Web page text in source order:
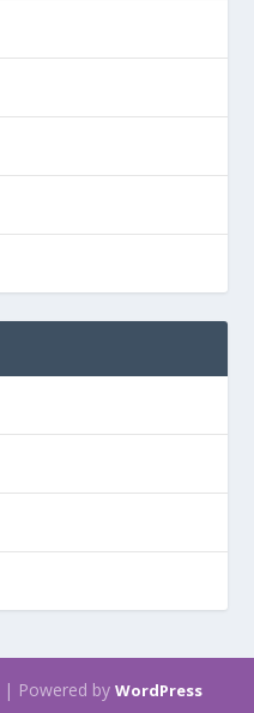
| Powered by WordPress